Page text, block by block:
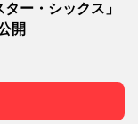
ー・シックス」
開